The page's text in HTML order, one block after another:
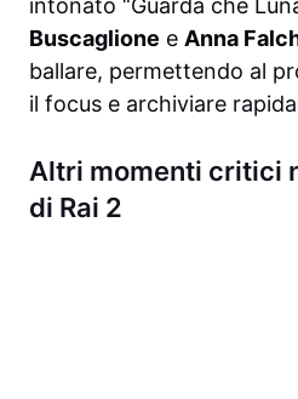
Buscaglione e Anna
ballare, permettendo al
il focus e archiviare
Altri momenti critici
di Rai 2